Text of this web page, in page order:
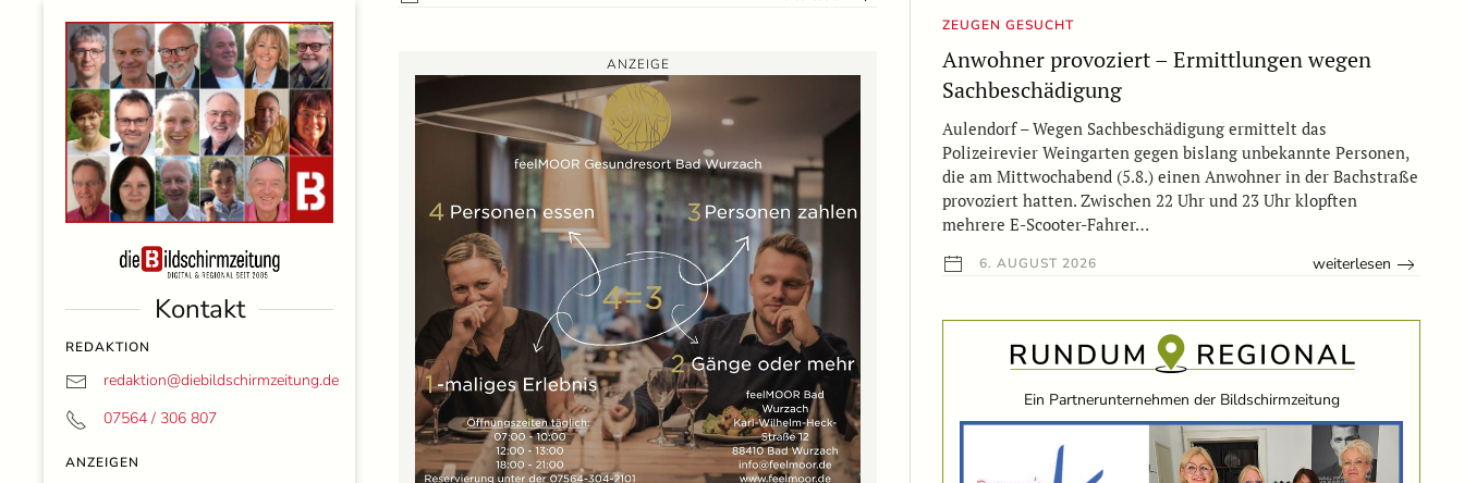
Kontakt
REDAKTION
redaktion@diebildschirmzeitung.de
07564 / 306 807
ANZEIGEN
ANZEIGE
ZEUGEN GESUCHT
Anwohner provoziert – Ermittlungen wegen
Sachbeschädigung
Aulendorf – Wegen Sachbeschädigung ermittelt das
Polizeirevier Weingarten gegen bislang unbekannte Personen,
die am Mittwochabend (5.8.) einen Anwohner in der Bachstraße
provoziert hatten. Zwischen 22 Uhr und 23 Uhr klopften
mehrere E-Scooter-Fahrer…
6. AUGUST 2026 weiterlesen
Ein Partnerunternehmen der Bildschirmzeitung